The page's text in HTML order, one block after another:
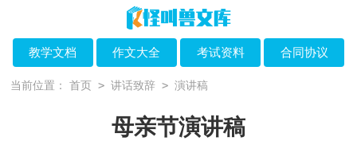
教学文档 作文大全 考试资料 合同协议
当前位置： 首页 > 讲话致辞 > 演讲稿
母亲节演讲稿